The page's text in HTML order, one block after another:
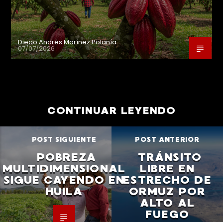
Diego Andrés Marínez Polanía
07/07/2026
CONTINUAR LEYENDO
POST SIGUIENTE
POBREZA
MULTIDIMENSIONAL
SIGUE CAYENDO EN
HUILA
POST ANTERIOR
TRÁNSITO
LIBRE EN
ESTRECHO DE
ORMUZ POR
ALTO AL
FUEGO